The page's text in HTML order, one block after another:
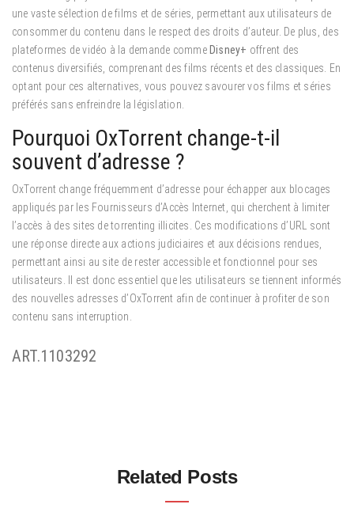
une vaste sélection de films et de séries, permettant aux utilisateurs de
consommer du contenu dans le respect des droits d’auteur. De plus, des
plateformes de vidéo à la demande comme Disney+ offrent des
contenus diversifiés, comprenant des films récents et des classiques. En
optant pour ces alternatives, vous pouvez savourer vos films et séries
préférés sans enfreindre la législation.
Pourquoi OxTorrent change-t-il
souvent d’adresse ?
OxTorrent change fréquemment d’adresse pour échapper aux blocages
appliqués par les Fournisseurs d’Accès Internet, qui cherchent à limiter
l’accès à des sites de torrenting illicites. Ces modifications d’URL sont
une réponse directe aux actions judiciaires et aux décisions rendues,
permettant ainsi au site de rester accessible et fonctionnel pour ses
utilisateurs. Il est donc essentiel que les utilisateurs se tiennent informés
des nouvelles adresses d’OxTorrent afin de continuer à profiter de son
contenu sans interruption.
ART.1103292
Related Posts